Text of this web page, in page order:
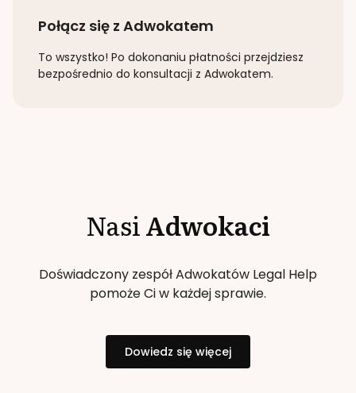
Połącz się z Adwokatem
To wszystko! Po dokonaniu płatności przejdziesz
bezpośrednio do konsultacji z Adwokatem.
NasiAdwokaci
Doświadczony zespół Adwokatów Legal Help
pomoże Ci w każdej sprawie.
Dowiedz się więcej